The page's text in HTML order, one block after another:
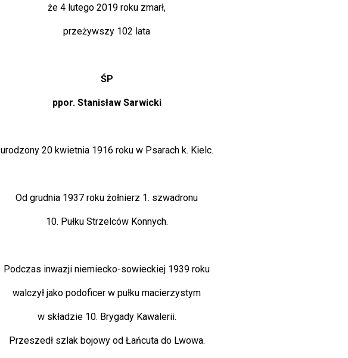
że 4 lutego 2019 roku zmarł,
przeżywszy 102 lata
ŚP
ppor. Stanisław Sarwicki
urodzony 20 kwietnia 1916 roku w Psarach k. Kielc.
Od grudnia 1937 roku żołnierz 1. szwadronu
10. Pułku Strzelców Konnych.
Podczas inwazji niemiecko-sowieckiej 1939 roku
walczył jako podoficer w pułku macierzystym
w składzie 10. Brygady Kawalerii.
Przeszedł szlak bojowy od Łańcuta do Lwowa.